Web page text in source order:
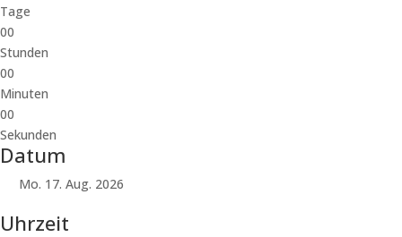
Tage
00
Stunden
00
Minuten
00
Sekunden
Datum
Mo. 17. Aug. 2026
Uhrzeit